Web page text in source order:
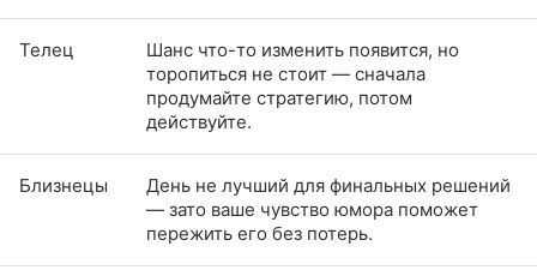
Телец
Шанс что-то изменить появится, но
торопиться не стоит — сначала
продумайте стратегию, потом
действуйте.
Близнецы
День не лучший для финальных решений
— зато ваше чувство юмора поможет
пережить его без потерь.